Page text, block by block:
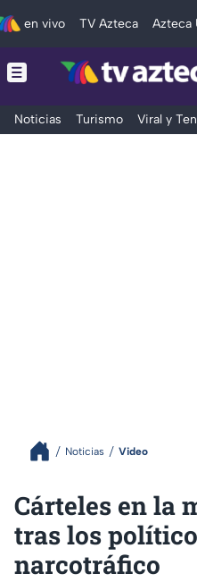
en vivo TV Azteca Azteca
Noticias Turismo Viral y
Noticias Video
Cárteles en la
tras los
narcotráfico